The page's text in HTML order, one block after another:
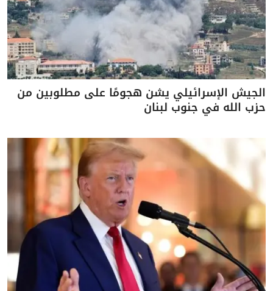
الجيش الإسرائيلي يشن هجومًا على مطلوبين من
حزب الله في جنوب لبنان